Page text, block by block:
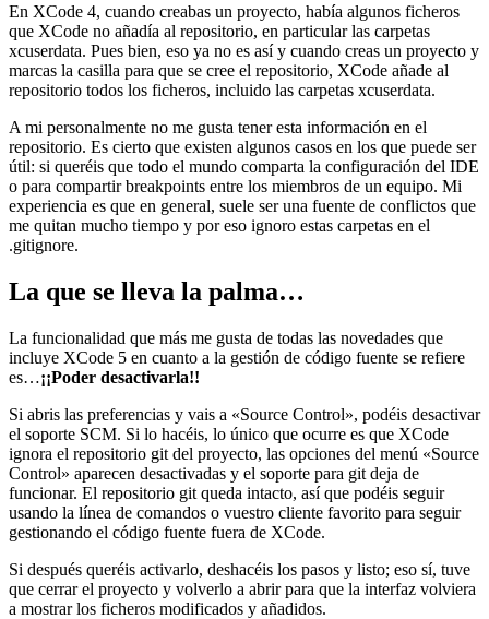
En XCode 4, cuando creabas un proyecto, había algunos ficheros
que XCode no añadía al repositorio, en particular las carpetas
xcuserdata. Pues bien, eso ya no es así y cuando creas un proyecto y
marcas la casilla para que se cree el repositorio, XCode añade al
repositorio todos los ficheros, incluido las carpetas xcuserdata.
A mi personalmente no me gusta tener esta información en el
repositorio. Es cierto que existen algunos casos en los que puede ser
útil: si queréis que todo el mundo comparta la configuración del IDE
o para compartir breakpoints entre los miembros de un equipo. Mi
experiencia es que en general, suele ser una fuente de conflictos que
me quitan mucho tiempo y por eso ignoro estas carpetas en el
.gitignore.
La que se lleva la palma…
La funcionalidad que más me gusta de todas las novedades que
incluye XCode 5 en cuanto a la gestión de código fuente se refiere
es…¡¡Poder desactivarla!!
Si abris las preferencias y vais a «Source Control», podéis desactivar
el soporte SCM. Si lo hacéis, lo único que ocurre es que XCode
ignora el repositorio git del proyecto, las opciones del menú «Source
Control» aparecen desactivadas y el soporte para git deja de
funcionar. El repositorio git queda intacto, así que podéis seguir
usando la línea de comandos o vuestro cliente favorito para seguir
gestionando el código fuente fuera de XCode.
Si después queréis activarlo, deshacéis los pasos y listo; eso sí, tuve
que cerrar el proyecto y volverlo a abrir para que la interfaz volviera
a mostrar los ficheros modificados y añadidos.